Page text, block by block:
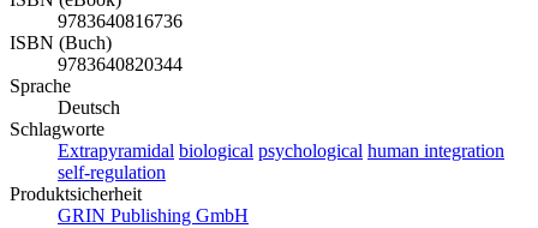
9783640816736
ISBN (Buch)
9783640820344
Sprache
Deutsch
Schlagworte
Extrapyramidal biological psychological human integration
self-regulation
Produktsicherheit
GRIN Publishing GmbH